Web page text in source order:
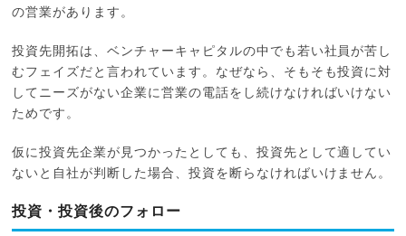
の営業があります。
投資先開拓は、ベンチャーキャピタルの中でも若い社員が苦し
むフェイズだと言われています。なぜなら、そもそも投資に対
してニーズがない企業に営業の電話をし続けなければいけない
ためです。
仮に投資先企業が見つかったとしても、投資先として適してい
ないと自社が判断した場合、投資を断らなければいけません。
投資・投資後のフォロー